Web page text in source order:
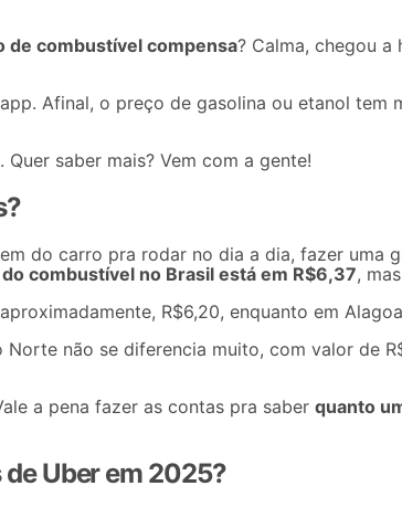
de combustível compensa? Calma, chegou a
Afinal, o preço de gasolina ou etanol
saber mais? Vem com a gente!
do carro pra rodar no dia a dia, fazer uma
combustível no Brasil está em R$6,37,
R$6,20, enquanto em
não se diferencia muito, com valor de
a pena fazer as contas pra saber quanto
Uber em 2025?